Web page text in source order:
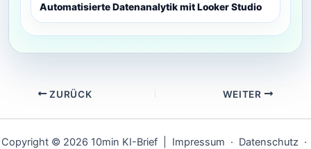
Automatisierte Datenanalytik mit Looker Studio
ZURÜCK WEITER
Copyright © 2026 10min KI-Brief | Impressum · Datenschutz ·